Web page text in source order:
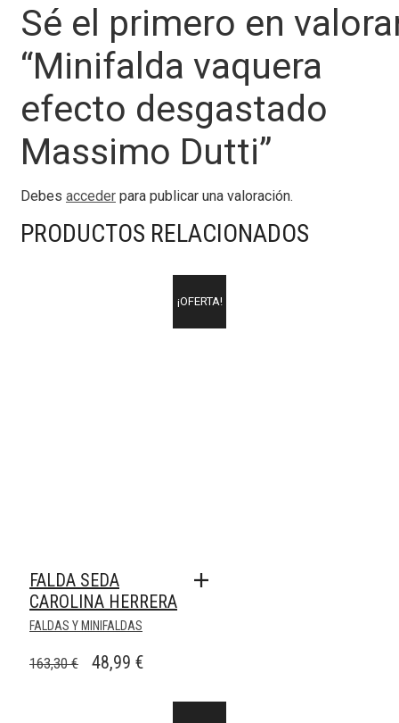
Sé el primero en
“Minifalda vaquera
efecto desgastado
Massimo Dutti”
Debes acceder para publicar una valoración.
PRODUCTOS RELACIONADOS
¡OFERTA!
FALDA SEDA
CAROLINA HERRERA
FALDAS Y MINIFALDAS
163,30€
EL
48,99 €EL
ACTUAL